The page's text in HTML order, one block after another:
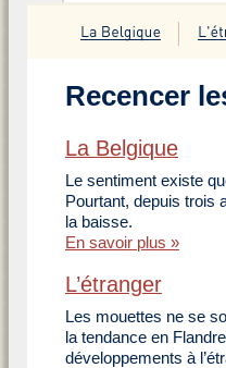
Recencer
La Belgique
Le sentiment existe
Pourtant, depuis trois
la baisse.
En savoir plus »
L’étranger
Les mouettes ne se
la tendance en
développements à